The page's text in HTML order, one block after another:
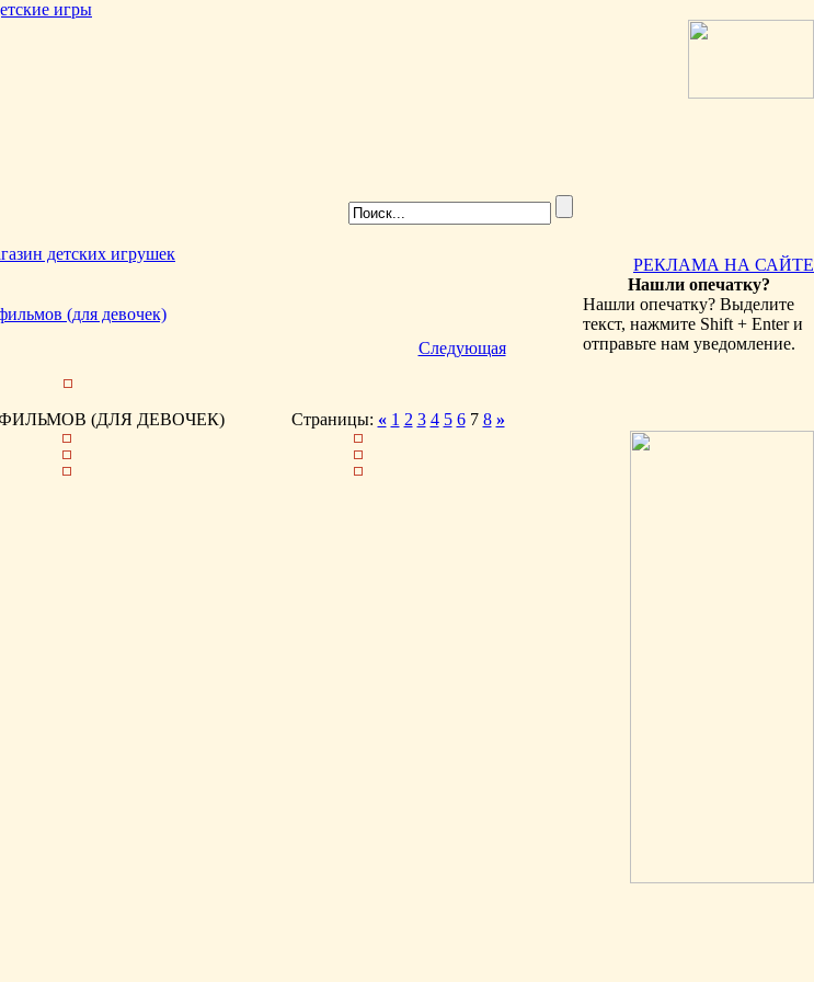
(для девочек)
Следующая
(ДЛЯ ДЕВОЧЕК) Страницы: « 1 2 3 4 5 67 8 »
РЕКЛАМА НА САЙТЕ
Нашли опечатку?
Нашли опечатку? Выделите
текст, нажмите Shift + Enter и
отправьте нам уведомление.